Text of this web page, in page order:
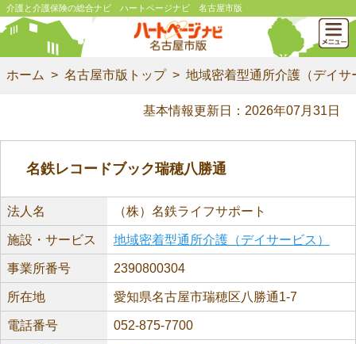
介護と介護保険の総合ナビ ハートページナビ 名古屋市版
ホーム 名古屋市版トップ 地域密着型通所介護（デイサ
基本情報更新日：2026年07月31日
名鉄レコードブック瑞穂八勝通
法人名 （株）名鉄ライフサポート
施設・サービス 地域密着型通所介護（デイサービス）
事業所番号 2390800304
所在地 愛知県名古屋市瑞穂区八勝通1-7
電話番号 052-875-7700